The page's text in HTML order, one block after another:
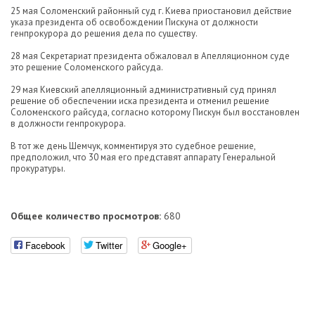
25 мая Соломенский районный суд г. Киева приостановил действие
указа президента об освобождении Пискуна от должности
генпрокурора до решения дела по существу.
28 мая Секретариат президента обжаловал в Апелляционном суде
это решение Соломенского райсуда.
29 мая Киевский апелляционный административный суд принял
решение об обеспечении иска президента и отменил решение
Соломенского райсуда, согласно которому Пискун был восстановлен
в должности генпрокурора.
В тот же день Шемчук, комментируя это судебное решение,
предположил, что 30 мая его представят аппарату Генеральной
прокуратуры.
Общее количество просмотров: 680
Facebook Twitter Google+